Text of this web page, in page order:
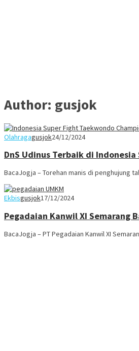
Author: gusjok
Olahragagusjok24/12/2024
DnS Udinus Terbaik di
BacaJogja – Torehan manis di penghujung
Ekbisgusjok17/12/2024
Pegadaian Kanwil XI Semarang
BacaJogja – PT Pegadaian Kanwil XI